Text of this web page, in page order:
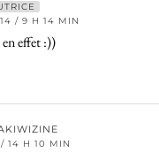
/ 9 H 14 MIN
effet :))
14 H 10 MIN